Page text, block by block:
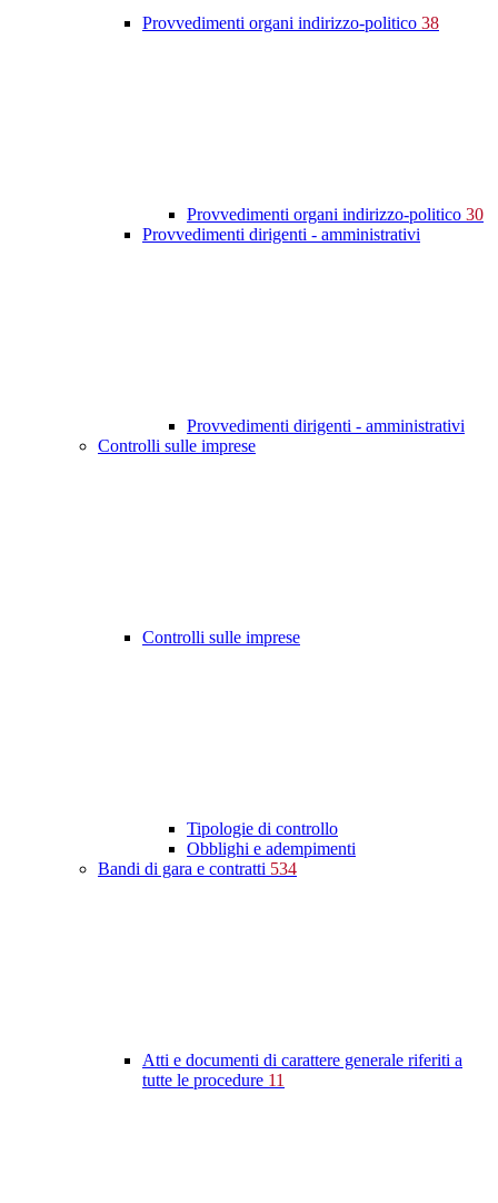
Provvedimenti organi indirizzo-politico 38
Provvedimenti organi indirizzo-politico 30
Provvedimenti dirigenti - amministrativi
Provvedimenti dirigenti - amministrativi
Controlli sulle imprese
Controlli sulle imprese
Tipologie di controllo
Obblighi e adempimenti
Bandi di gara e contratti 534
Atti e documenti di carattere generale riferiti a
tutte le procedure 11